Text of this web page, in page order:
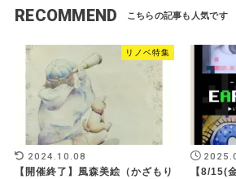
RECOMMEND
リノベ特集
2024.10.08
【開催終了】風森美絵（かざもり
【8/15(